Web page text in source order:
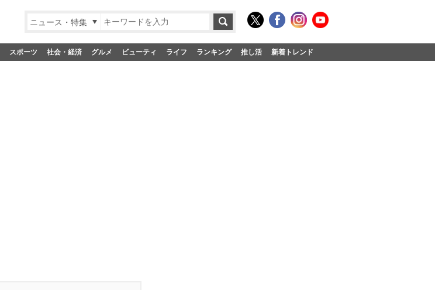
ニュース・特集
スポーツ 社会・経済 グルメ ビューティ ライフ ランキング 推し活 新着トレンド